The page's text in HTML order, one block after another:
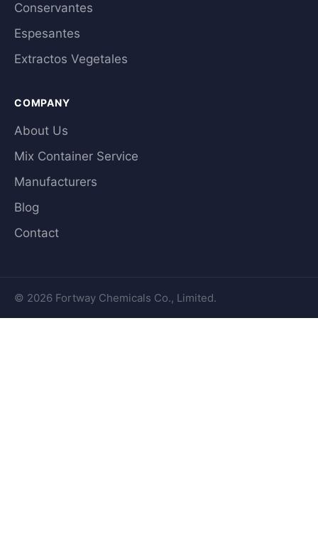
Conservantes
Espesantes
Extractos Vegetales
COMPANY
About Us
Mix Container Service
Manufacturers
Blog
Contact
© 2026 Fortway Chemicals Co., Limited.